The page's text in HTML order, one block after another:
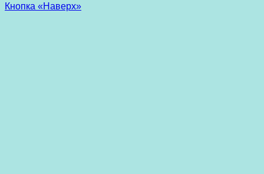
Кнопка «Наверх»